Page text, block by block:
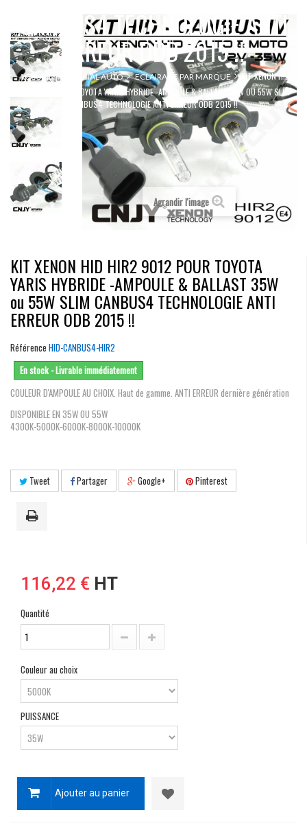
CANBUS4 TECHNOLOGIE ANTI
ERREUR ODB 2015 !!
ACCUEIL SPÉCIAL AUTO ECLAIRAGE PAR MARQUE
KIT XENON HID
HIR2 9012 POUR TOYOTA YARIS HYBRIDE -AMPOULE & BALLAST 35W OU 55W SLIM
CANBUS4 TECHNOLOGIE ANTI ERREUR ODB 2015 !!
Agrandir l'image
KIT XENON HID HIR2 9012 POUR TOYOTA
YARIS HYBRIDE -AMPOULE & BALLAST 35W
ou 55W SLIM CANBUS4 TECHNOLOGIE ANTI
ERREUR ODB 2015 !!
Référence HID-CANBUS4-HIR2
En stock - Livrable immédiatement
COULEUR D'AMPOULE AU CHOIX. Haut de gamme. ANTI ERREUR dernière génération
DISPONIBLE EN 35W OU 55W
4300K-5000K-6000K-8000K-10000K
Tweet Partager Google+ Pinterest
116,22 € HT
Quantité
Couleur au choix
PUISSANCE
Ajouter au panier